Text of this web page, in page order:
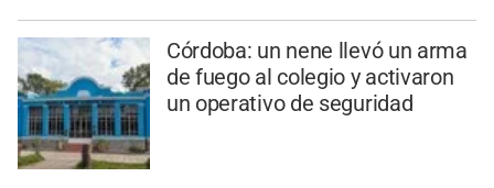
Córdoba: un nene llevó un arma
de fuego al colegio y activaron
un operativo de seguridad